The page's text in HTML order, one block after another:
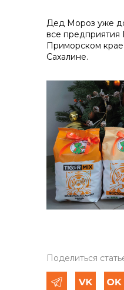
Дед Мороз уже
все предприятия
Приморском
Сахалине.
Поделиться